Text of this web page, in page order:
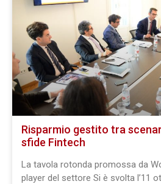
Risparmio gestito tra
sfide Fintech
La tavola rotonda promossa da
player del settore Si è svolta l’11